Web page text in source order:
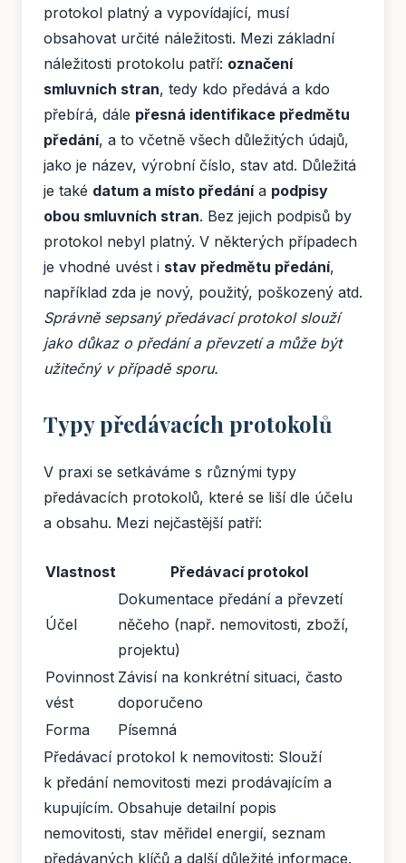
protokol platný a vypovídající, musí
obsahovat určité náležitosti. Mezi základní
náležitosti protokolu patří: označení
smluvních stran, tedy kdo předává a kdo
přebírá, dále přesná identifikace předmětu
předání, a to včetně všech důležitých údajů,
jako je název, výrobní číslo, stav atd. Důležitá
je také datum a místo předánía podpisy
obou smluvních stran. Bez jejich podpisů by
protokol nebyl platný. V některých případech
je vhodné uvést i stav předmětu předání,
například zda je nový, použitý, poškozený atd.
Správně sepsaný předávací protokol slouží
jako důkaz o předání a převzetí a může být
užitečný v případě sporu.
Typy předávacích protokolů
V praxi se setkáváme s různými typy
předávacích protokolů, které se liší dle účelu
a obsahu. Mezi nejčastější patří:
Vlastnost Předávací protokol
Účel
Dokumentace předání a převzetí
něčeho (např. nemovitosti, zboží,
projektu)
Povinnost
vést
Závisí na konkrétní situaci, často
doporučeno
Forma
Písemná
Předávací protokol k nemovitosti: Slouží
k předání nemovitosti mezi prodávajícím a
kupujícím. Obsahuje detailní popis
nemovitosti, stav měřidel energií, seznam
předávaných klíčů a další důležité informace.